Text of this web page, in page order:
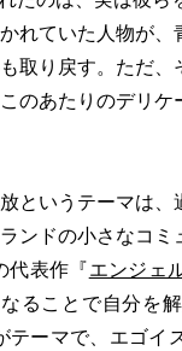
ていた人物が、
取り戻す。ただ
のあたりのデリ
というテーマは、
ンドの小さなコ
代表作『エンジェ
ることで自分を
テーマで、エゴイ